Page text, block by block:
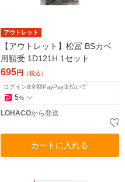
アウトレット
【アウトレット】松冨 BSカベ
用額受 1D121H 1セット
695円 （税込）
ログイン&全額PayPay支払いで
5%
LOHACOから発送
カートに入れる